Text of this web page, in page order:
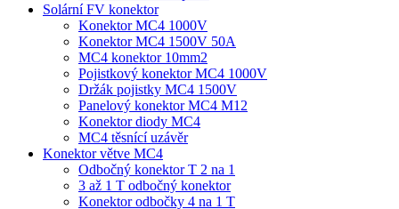
Solární FV konektor
Konektor MC4 1000V
Konektor MC4 1500V 50A
MC4 konektor 10mm2
Pojistkový konektor MC4 1000V
Držák pojistky MC4 1500V
Panelový konektor MC4 M12
Konektor diody MC4
MC4 těsnící uzávěr
Konektor větve MC4
Odbočný konektor T 2 na 1
3 až 1 T odbočný konektor
Konektor odbočky 4 na 1 T